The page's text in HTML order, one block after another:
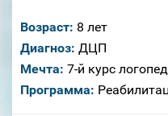
Возраст: 8 лет
Диагноз: ДЦП
Мечта: 7-й курс
Программа: